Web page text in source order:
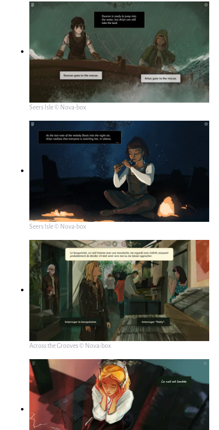
Seers Isle © Nova-box
Seers Isle © Nova-box
Across the Grooves © Nova-box